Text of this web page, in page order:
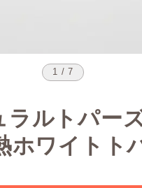
1 / 7
ルトパー
ホワイトト